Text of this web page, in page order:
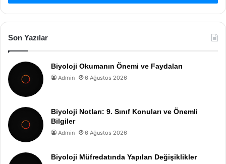
Son Yazılar
Biyoloji Okumanın Önemi ve Faydaları
Admin 6 Ağustos 2026
Biyoloji Notları: 9. Sınıf Konuları ve Önemli
Bilgiler
Admin 6 Ağustos 2026
Biyoloji Müfredatında Yapılan Değişiklikler